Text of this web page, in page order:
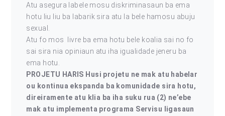
Atu asegura labele mosu diskriminasaun ba ema
hotu liu liu ba labarik sira atu la bele hamosu abuju
sexual.
Atu fo mos livre ba ema hotu bele koalia sai no fo
sai sira nia opiniaun atu iha igualidade jeneru ba
ema hotu.
PROJETU HARIS Husi projetu ne mak atu habelar
ou kontinua ekspanda ba komunidade sira hotu,
direiramente atu klia ba iha suku rua (2) ne’ebe
mak atu implementa programa Servisu ligasaun